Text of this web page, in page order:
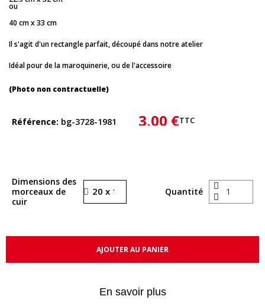
ou
40 cm x 33 cm
Il s'agit d'un rectangle parfait, découpé dans notre atelier
Idéal pour de la maroquinerie, ou de l'accessoire
(Photo non contractuelle)
Référence bg-3728-1981 3,00 €TTC
Dimensions des
morceaux de
cuir
Quantité
AJOUTER AU PANIER
En savoir plus